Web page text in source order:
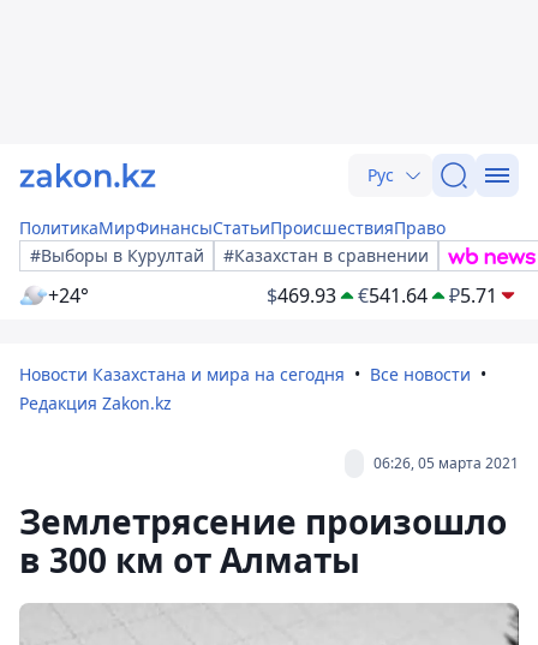
Рус
ПолитикаМирФинансыСтатьиПроисшествияПраво
#Выборы в Курултай
#Казахстан в сравнении
+24° $469.93 €541.64 ₽5.71
Новости Казахстана и мира на сегодня
Все новости
Редакция Zakon.kz
06:26, 05 марта 2021
Землетрясение произошло
в 300 км от Алматы